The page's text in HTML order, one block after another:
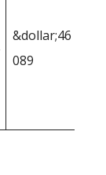
&dollar;46
089